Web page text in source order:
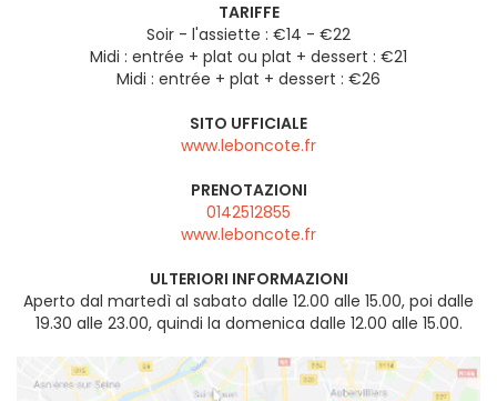
TARIFFE
Soir - l'assiette : €14 - €22
Midi : entrée + plat ou plat + dessert : €21
Midi : entrée + plat + dessert : €26
SITO UFFICIALE
www.leboncote.fr
PRENOTAZIONI
0142512855
www.leboncote.fr
ULTERIORI INFORMAZIONI
Aperto dal martedì al sabato dalle 12.00 alle 15.00, poi dalle
19.30 alle 23.00, quindi la domenica dalle 12.00 alle 15.00.